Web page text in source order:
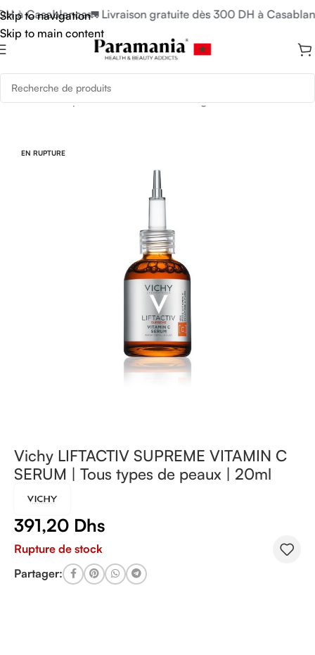
Skip to navigation
Skip to main content
à Casablanca🚛 Livraison gratuite dès 300 DH à
Accueil/Soins pour Hommes/Soins Visage Homme
EN RUPTURE
Vichy LIFTACTIV SUPREME VITAMIN C
SERUM | Tous types de peaux | 20ml
391,20 Dhs
Rupture de stock
Partager: